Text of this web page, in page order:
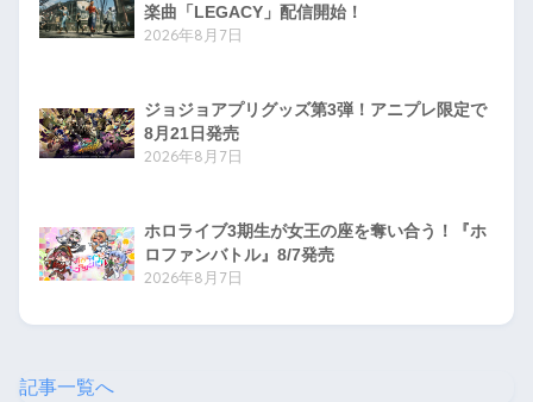
楽曲「LEGACY」配信開始！
2026年8月7日
ジョジョアプリグッズ第3弾！アニプレ限定で
8月21日発売
2026年8月7日
ホロライブ3期生が女王の座を奪い合う！『ホ
ロファンバトル』8/7発売
2026年8月7日
記事一覧へ